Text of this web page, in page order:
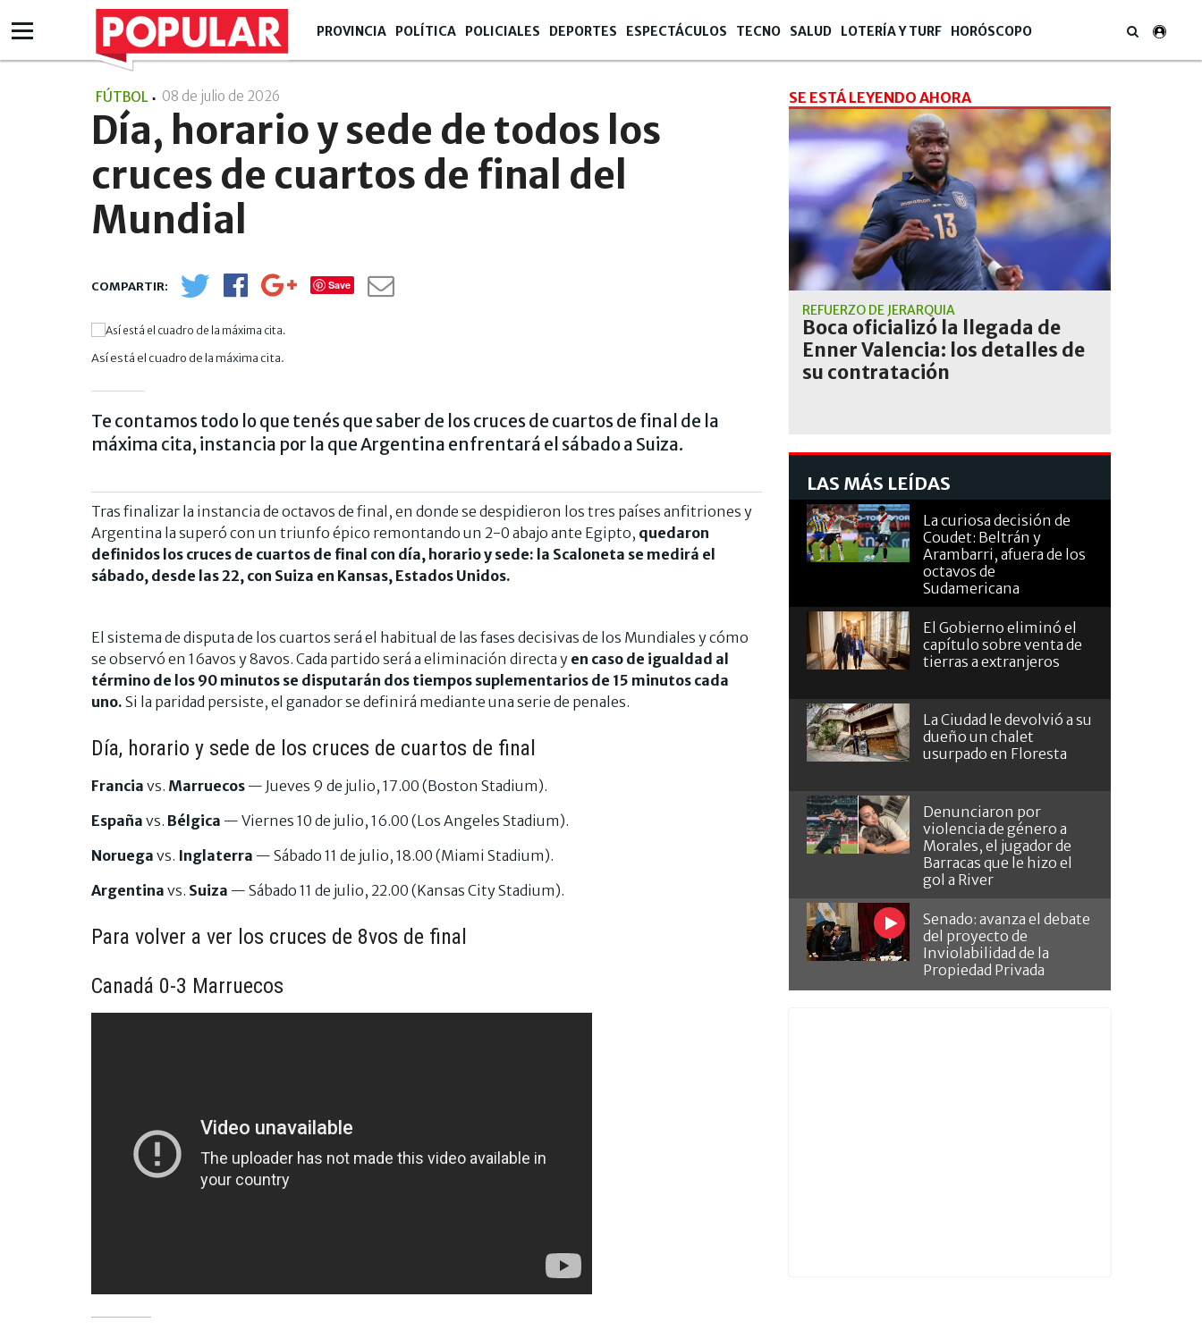
PROVINCIA POLÍTICA POLICIALES DEPORTES ESPECTÁCULOS TECNO SALUD LOTERÍA Y TURF HORÓSCOPO
FÚTBOL 08 de julio de 2026
Día, horario y sede de todos los
cruces de cuartos de final del
Mundial
Save
Así está el cuadro de la máxima cita.
Te contamos todo lo que tenés que saber de los cruces de cuartos de final de la
máxima cita, instancia por la que Argentina enfrentará el sábado a Suiza.
Tras finalizar la instancia de octavos de final, en donde se despidieron los tres países anfitriones y
Argentina la superó con un triunfo épico remontando un 2-0 abajo ante Egipto, quedaron
definidos los cruces de cuartos de final con día, horario y sede: la Scaloneta se medirá el
sábado, desde las 22, con Suiza en Kansas, Estados Unidos.
El sistema de disputa de los cuartos será el habitual de las fases decisivas de los Mundiales y cómo
se observó en 16avos y 8avos. Cada partido será a eliminación directa y en caso de igualdad al
término de los 90 minutos se disputarán dos tiempos suplementarios de 15 minutos cada
uno. Si la paridad persiste, el ganador se definirá mediante una serie de penales.
Día, horario y sede de los cruces de cuartos de final
Francia vs. Marruecos — Jueves 9 de julio, 17.00 (Boston Stadium).
España vs. Bélgica — Viernes 10 de julio, 16.00 (Los Angeles Stadium).
Noruega vs. Inglaterra — Sábado 11 de julio, 18.00 (Miami Stadium).
Argentina vs. Suiza — Sábado 11 de julio, 22.00 (Kansas City Stadium).
Para volver a ver los cruces de 8vos de final
Canadá 0-3 Marruecos
SE ESTÁ LEYENDO AHORA
REFUERZO DE JERARQUÍA
Boca oficializó la llegada de
Enner Valencia: los detalles de
su contratación
LAS MÁS LEÍDAS
La curiosa decisión de
Coudet: Beltrán y
Arambarri, afuera de los
octavos de
Sudamericana
El Gobierno eliminó el
capítulo sobre venta de
tierras a extranjeros
La Ciudad le devolvió a su
dueño un chalet
usurpado en Floresta
Denunciaron por
violencia de género a
Morales, el jugador de
Barracas que le hizo el
gol a River
Senado: avanza el debate
del proyecto de
Inviolabilidad de la
Propiedad Privada